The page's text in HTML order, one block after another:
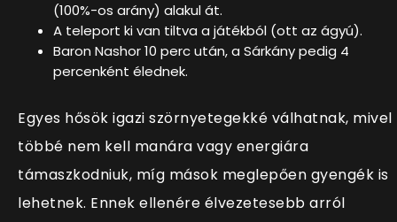
(100%-os arány) alakul át.
A teleport ki van tiltva a játékból (ott az ágyú).
Baron Nashor 10 perc után, a Sárkány pedig 4
percenként élednek.
Egyes hősök igazi szörnyetegekké válhatnak, mivel
többé nem kell manára vagy energiára
támaszkodniuk, míg mások meglepően gyengék is
lehetnek. Ennek ellenére élvezetesebb arról